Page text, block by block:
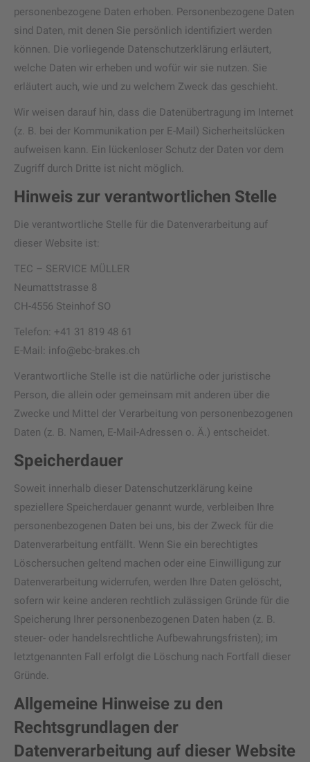
personenbezogene Daten erhoben. Personenbezogene Daten
sind Daten, mit denen Sie persönlich identifiziert werden
können. Die vorliegende Datenschutzerklärung erläutert,
welche Daten wir erheben und wofür wir sie nutzen. Sie
erläutert auch, wie und zu welchem Zweck das geschieht.
Wir weisen darauf hin, dass die Datenübertragung im Internet
(z. B. bei der Kommunikation per E-Mail) Sicherheitslücken
aufweisen kann. Ein lückenloser Schutz der Daten vor dem
Zugriff durch Dritte ist nicht möglich.
Hinweis zur verantwortlichen Stelle
Die verantwortliche Stelle für die Datenverarbeitung auf
dieser Website ist:
TEC – SERVICE MÜLLER
Neumattstrasse 8
CH-4556 Steinhof SO
Telefon: +41 31 819 48 61
E-Mail: info@ebc-brakes.ch
Verantwortliche Stelle ist die natürliche oder juristische
Person, die allein oder gemeinsam mit anderen über die
Zwecke und Mittel der Verarbeitung von personenbezogenen
Daten (z. B. Namen, E-Mail-Adressen o. Ä.) entscheidet.
Speicherdauer
Soweit innerhalb dieser Datenschutzerklärung keine
speziellere Speicherdauer genannt wurde, verbleiben Ihre
personenbezogenen Daten bei uns, bis der Zweck für die
Datenverarbeitung entfällt. Wenn Sie ein berechtigtes
Löschersuchen geltend machen oder eine Einwilligung zur
Datenverarbeitung widerrufen, werden Ihre Daten gelöscht,
sofern wir keine anderen rechtlich zulässigen Gründe für die
Speicherung Ihrer personenbezogenen Daten haben (z. B.
steuer- oder handelsrechtliche Aufbewahrungsfristen); im
letztgenannten Fall erfolgt die Löschung nach Fortfall dieser
Gründe.
Allgemeine Hinweise zu den
Rechtsgrundlagen der
Datenverarbeitung auf dieser Website